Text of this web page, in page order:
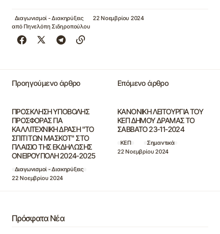
Διαγωνισμοί - Διακηρύξεις
22 Νοεμβρίου 2024
από Πηνελόπη Σιδηροπούλου
Προηγούμενο άρθρο
ΠΡΟΣΚΛΗΣΗ ΥΠΟΒΟΛΗΣ
ΠΡΟΣΦΟΡΑΣ ΓΙΑ
ΚΑΛΛΙΤΕΧΝΙΚΗ ΔΡΑΣΗ "ΤΟ
ΣΠΙΤΙ ΤΩΝ ΜΑΣΚΟΤ" ΣΤΟ
ΠΛΑΙΣΙΟ ΤΗΣ ΕΚΔΗΛΩΣΗΣ
ΟΝΕΙΡΟΥΠΟΛΗ 2024-2025
Διαγωνισμοί - Διακηρύξεις
22 Νοεμβρίου 2024
Επόμενο άρθρο
ΚΑΝΟΝΙΚΗ ΛΕΙΤΟΥΡΓΙΑ ΤΟΥ
ΚΕΠ ΔΗΜΟΥ ΔΡΑΜΑΣ ΤΟ
ΣΑΒΒΑΤΟ 23-11-2024
ΚΕΠ
Σημαντικά
22 Νοεμβρίου 2024
Πρόσφατα Νέα